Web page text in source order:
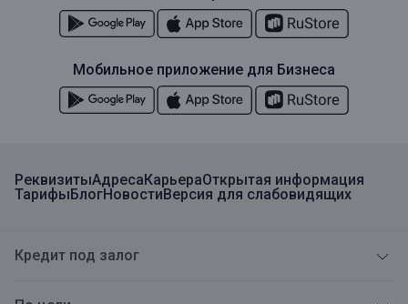
РеквизитыАдресаКарьераОткрытая информация
ТарифыБлогНовостиВерсия для слабовидящих
Кредит под залог
Мобильное приложение для Бизнеса